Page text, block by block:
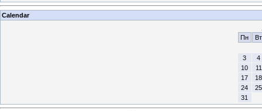
Calendar
Пн
Вт
3
4
10
11
17
18
24
25
31